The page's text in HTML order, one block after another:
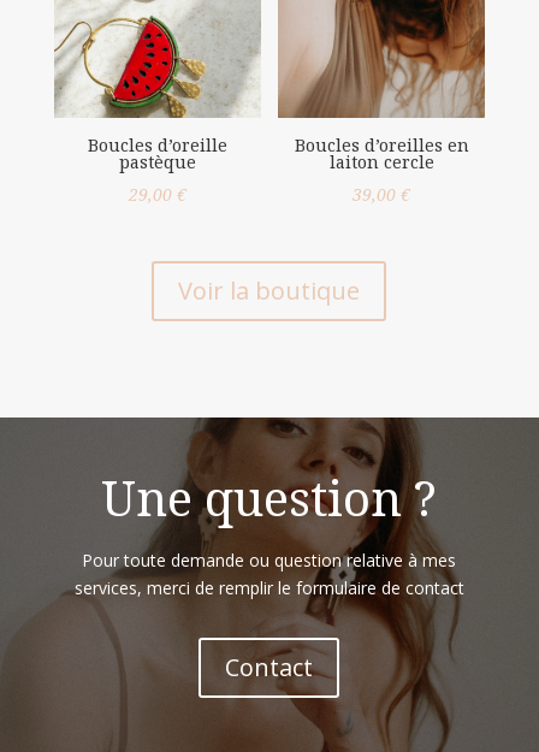
Boucles d’oreille
pastèque
29,00 €
Boucles d’oreilles en
laiton cercle
39,00€
Voir la boutique
Une question ?
Pour toute demande ou question relative à mes
services, merci de remplir le formulaire de contact
Contact